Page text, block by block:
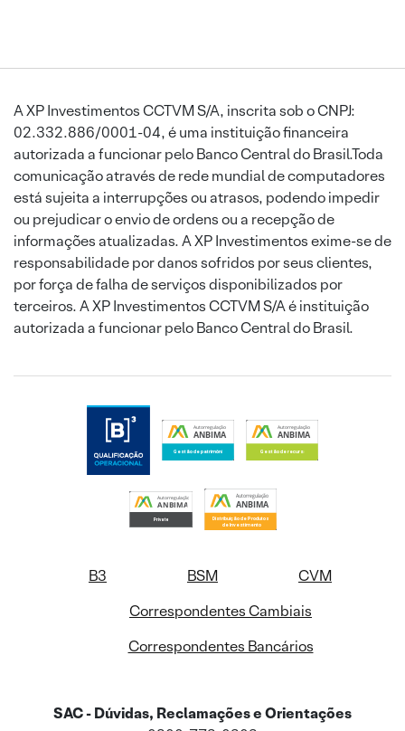
A XP Investimentos CCTVM S/A, inscrita sob o CNPJ:
02.332.886/0001-04, é uma instituição financeira
autorizada a funcionar pelo Banco Central do Brasil.Toda
comunicação através de rede mundial de computadores
está sujeita a interrupções ou atrasos, podendo impedir
ou prejudicar o envio de ordens ou a recepção de
informações atualizadas. A XP Investimentos exime-se de
responsabilidade por danos sofridos por seus clientes,
por força de falha de serviços disponibilizados por
terceiros. A XP Investimentos CCTVM S/A é instituição
autorizada a funcionar pelo Banco Central do Brasil.
B3 BSM
CVM
Correspondentes Cambiais
Correspondentes Bancários
SAC - Dúvidas, Reclamações e Orientações